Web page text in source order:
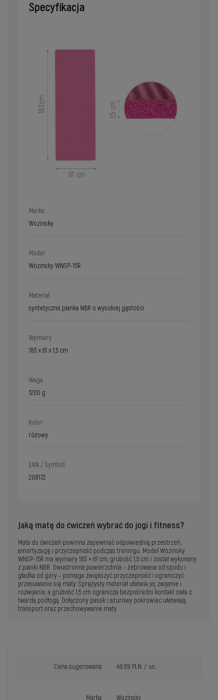
Specyfikacja
Marka
Wozinsky
Model
Wozinsky WNSP-15R
Materiał
syntetyczna pianka NBR o wysokiej gęstości
Wymiary
183 x 61 x 1,5 cm
Waga
1200 g
Kolor
różowy
EAN / Symbol
208172
Jaką matę do ćwiczeń wybrać do jogi i fitness?
Mata do ćwiczeń powinna zapewniać odpowiednią przestrzeń,
amortyzację i przyczepność podczas treningu. Model Wozinsky
WNSP-15R ma wymiary 183 × 61 cm, grubość 1,5 cm i został wykonany
z pianki NBR. Dwustronna powierzchnia – żebrowana od spodu i
gładka od góry – pomaga zwiększyć przyczepność i ograniczyć
przesuwanie się maty. Sprężysty materiał ułatwia jej zwijanie i
rozwijanie, a grubość 1,5 cm ogranicza bezpośredni kontakt ciała z
twardą podłogą. Dołączony pasek i ażurowy pokrowiec ułatwiają
transport oraz przechowywanie maty.
Cena sugerowana 49,99 PLN / szt.
Marka Wozinsky